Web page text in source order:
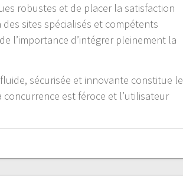
robustes et de placer la satisfaction
sites spécialisés et compétents
l’importance d’intégrer pleinement la
sécurisée et innovante constitue le
est féroce et l’utilisateur